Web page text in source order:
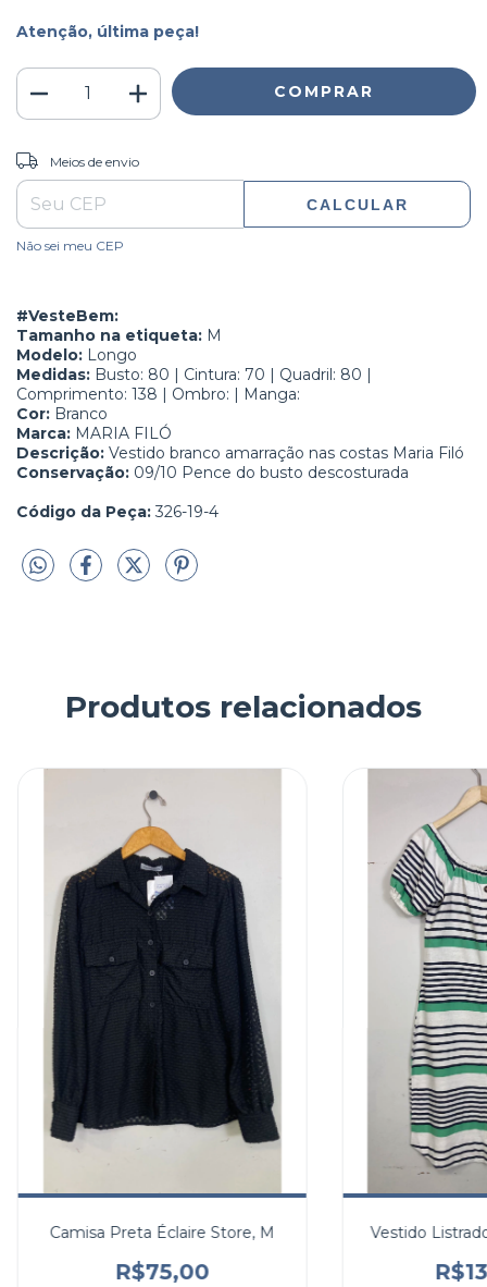
Atenção, última peça!
Entregas para o CEP:
Meios de envio
CALCULAR
Não sei meu CEP
#VesteBem:
Tamanho na etiqueta: M
Modelo: Longo
Medidas: Busto: 80 | Cintura: 70 | Quadril: 80 |
Comprimento: 138 | Ombro: | Manga:
Cor: Branco
Marca: MARIA FILÓ
Descrição: Vestido branco amarração nas costas Maria Filó
Conservação: 09/10 Pence do busto descosturada
Código da Peça:326-19-4
Produtos relacionados
Camisa Preta Éclaire Store, M
R$75,00
Vestido